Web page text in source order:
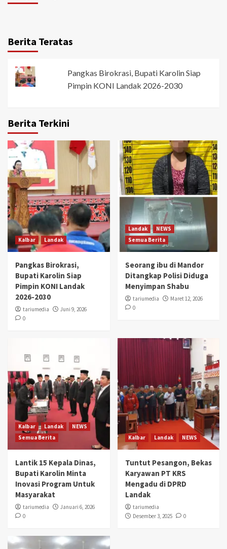
Berita Teratas
Pangkas Birokrasi, Bupati Karolin Siap
Pimpin KONI Landak 2026-2030
Berita Terkini
Kalbar Landak
Pangkas Birokrasi,
Bupati Karolin Siap
Pimpin KONI Landak
2026-2030
tariumedia
Juni 9, 2026
0
Landak
NEWS
Semua Berita
Seorang ibu di Mandor
Ditangkap Polisi Diduga
Menyimpan Shabu
tariumedia
Maret 12, 2026
0
Kalbar Landak
NEWS
Semua Berita
Lantik 15 Kepala Dinas,
Bupati Karolin Minta
Inovasi Program Untuk
Masyarakat
tariumedia
Januari 6, 2026
0
Kalbar Landak NEWS
Tuntut Pesangon, Bekas
Karyawan PT KRS
Mengadu di DPRD
Landak
tariumedia
Desember 3, 2025
0